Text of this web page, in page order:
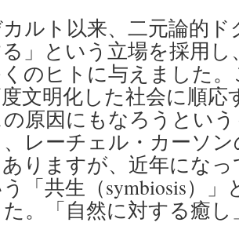
ルト以来、二元論的
」という立場を採用
のヒトに与えました
文明化した社会に順
原因にもなろうとい
レーチェル・カーソ
りますが、近年にな
「共生（symbiosis）
。「自然に対する癒